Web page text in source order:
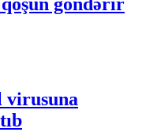
göndərir
virusuna